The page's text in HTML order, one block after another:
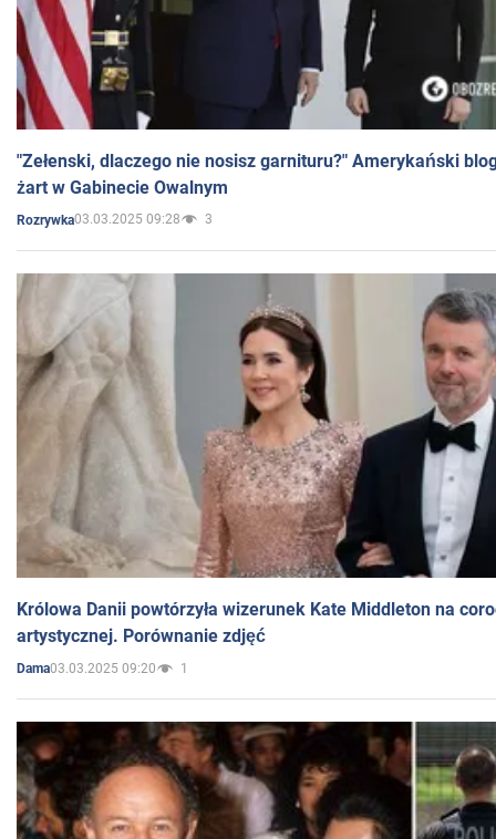
"Zełenski, dlaczego nie nosisz garnituru?" Amerykański
żart w Gabinecie Owalnym
Rozrywka03.03.2025 09:28 3
Królowa Danii powtórzyła wizerunek Kate Middleton na
artystycznej. Porównanie zdjęć
Dama03.03.2025 09:20 1